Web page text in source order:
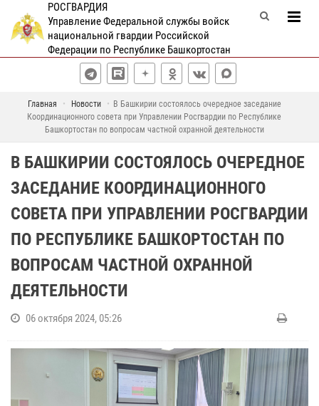
РОСГВАРДИЯ
Управление Федеральной службы войск
национальной гвардии Российской
Федерации по Республике Башкортостан
Главная Новости
В Башкирии состоялось очередное заседание
Координационного совета при Управлении Росгвардии по Республике
Башкортостан по вопросам частной охранной деятельности
В БАШКИРИИ СОСТОЯЛОСЬ ОЧЕРЕДНОЕ
ЗАСЕДАНИЕ КООРДИНАЦИОННОГО
СОВЕТА ПРИ УПРАВЛЕНИИ РОСГВАРДИИ
ПО РЕСПУБЛИКЕ БАШКОРТОСТАН ПО
ВОПРОСАМ ЧАСТНОЙ ОХРАННОЙ
ДЕЯТЕЛЬНОСТИ
06 октября 2024, 05:26